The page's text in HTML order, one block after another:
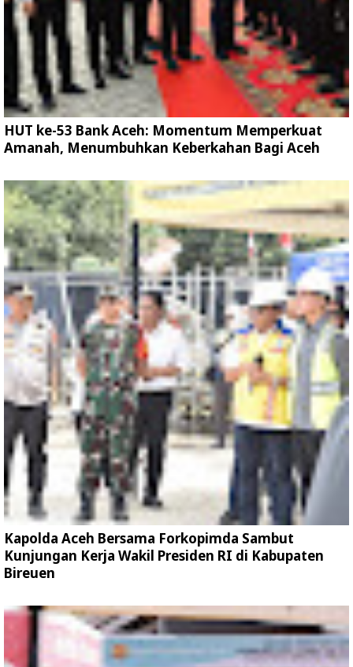
HUT ke-53 Bank Aceh: Momentum Memperkuat
Amanah, Menumbuhkan Keberkahan Bagi Aceh
Kapolda Aceh Bersama Forkopimda Sambut
Kunjungan Kerja Wakil Presiden RI di Kabupaten
Bireuen